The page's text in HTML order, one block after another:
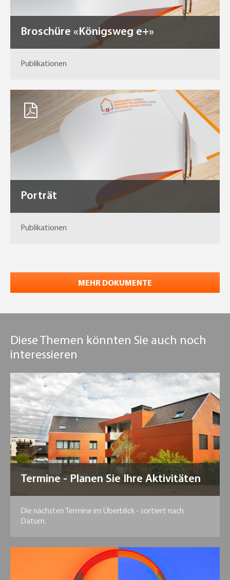
Broschüre «Königsweg e+»
Publikationen
Porträt
Publikationen
MEHR DOKUMENTE
Diese Themen könnten Sie auch noch
interessieren
Termine - Planen Sie Ihre Aktivitäten
Die nächsten Termine im Überblick - sortiert nach
Datum.